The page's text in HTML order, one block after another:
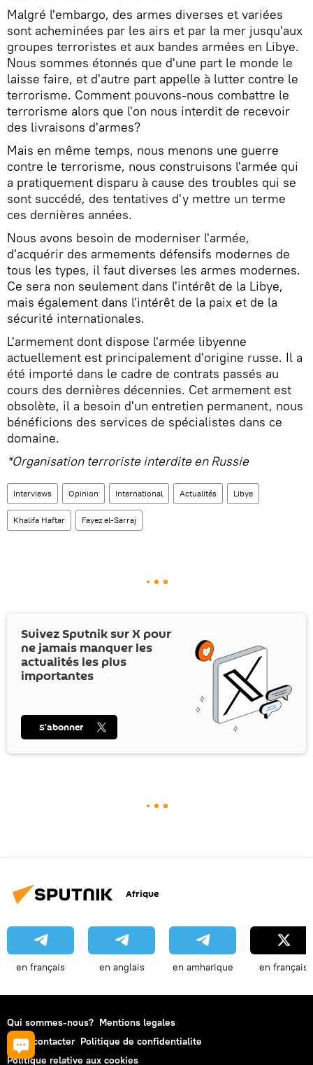
Malgré l'embargo, des armes diverses et variées
sont acheminées par les airs et par la mer jusqu'aux
groupes terroristes et aux bandes armées en Libye.
Nous sommes étonnés que d'une part le monde le
laisse faire, et d'autre part appelle à lutter contre le
terrorisme. Comment pouvons-nous combattre le
terrorisme alors que l'on nous interdit de recevoir
des livraisons d'armes?
Mais en même temps, nous menons une guerre
contre le terrorisme, nous construisons l'armée qui
a pratiquement disparu à cause des troubles qui se
sont succédé, des tentatives d'y mettre un terme
ces dernières années.
Nous avons besoin de moderniser l'armée,
d'acquérir des armements défensifs modernes de
tous les types, il faut diverses les armes modernes.
Ce sera non seulement dans l'intérêt de la Libye,
mais également dans l'intérêt de la paix et de la
sécurité internationales.
L'armement dont dispose l'armée libyenne
actuellement est principalement d'origine russe. Il a
été importé dans le cadre de contrats passés au
cours des dernières décennies. Cet armement est
obsolète, il a besoin d'un entretien permanent, nous
bénéficions des services de spécialistes dans ce
domaine.
*Organisation terroriste interdite en Russie
Interviews Opinion International Actualités Libye
Khalifa Haftar Fayez el-Sarraj
Suivez Sputnik surX pour
ne jamais manquer les
actualités les plus
importantes
S’abonner
Afrique
en français en anglais en amharique en français
Qui sommes-nous? Mentions legales
Nous contacter Politique de confidentialite
Politique relative aux cookies